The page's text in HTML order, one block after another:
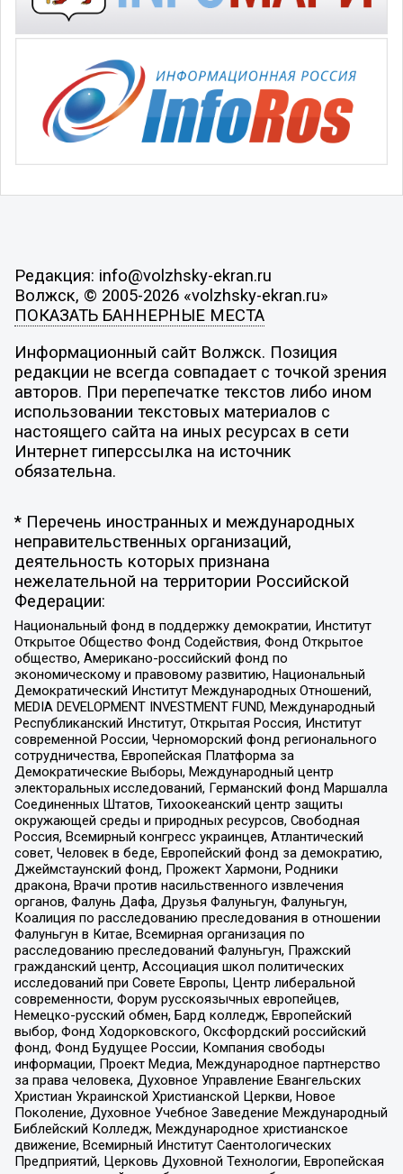
Редакция: info@volzhsky-ekran.ru
Волжск, © 2005-2026 «volzhsky-ekran.ru»
ПОКАЗАТЬ БАННЕРНЫЕ МЕСТА
Информационный сайт Волжск. Позиция
редакции не всегда совпадает с точкой зрения
авторов. При перепечатке текстов либо ином
использовании текстовых материалов с
настоящего сайта на иных ресурсах в сети
Интернет гиперссылка на источник
обязательна.
* Перечень иностранных и международных
неправительственных организаций,
деятельность которых признана
нежелательной на территории Российской
Федерации:
Национальный фонд в поддержку демократии, Институт
Открытое Общество Фонд Содействия, Фонд Открытое
общество, Американо-российский фонд по
экономическому и правовому развитию, Национальный
Демократический Институт Международных Отношений,
MEDIA DEVELOPMENT INVESTMENT FUND, Международный
Республиканский Институт, Открытая Россия, Институт
современной России, Черноморский фонд регионального
сотрудничества, Европейская Платформа за
Демократические Выборы, Международный центр
электоральных исследований, Германский фонд Маршалла
Соединенных Штатов, Тихоокеанский центр защиты
окружающей среды и природных ресурсов, Свободная
Россия, Всемирный конгресс украинцев, Атлантический
совет, Человек в беде, Европейский фонд за демократию,
Джеймстаунский фонд, Прожект Хармони, Родники
дракона, Врачи против насильственного извлечения
органов, Фалунь Дафа, Друзья Фалуньгун, Фалуньгун,
Коалиция по расследованию преследования в отношении
Фалуньгун в Китае, Всемирная организация по
расследованию преследований Фалуньгун, Пражский
гражданский центр, Ассоциация школ политических
исследований при Совете Европы, Центр либеральной
современности, Форум русскоязычных европейцев,
Немецко-русский обмен, Бард колледж, Европейский
выбор, Фонд Ходорковского, Оксфордский российский
фонд, Фонд Будущее России, Компания свободы
информации, Проект Медиа, Международное партнерство
за права человека, Духовное Управление Евангельских
Христиан Украинской Христианской Церкви, Новое
Поколение, Духовное Учебное Заведение Международный
Библейский Колледж, Международное христианское
движение, Всемирный Институт Саентологических
Предприятий, Церковь Духовной Технологии, Европейская